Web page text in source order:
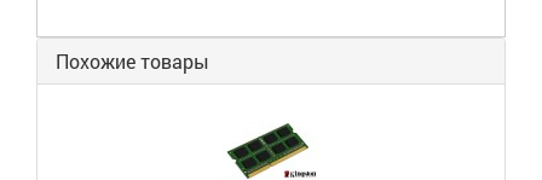
Похожие товары